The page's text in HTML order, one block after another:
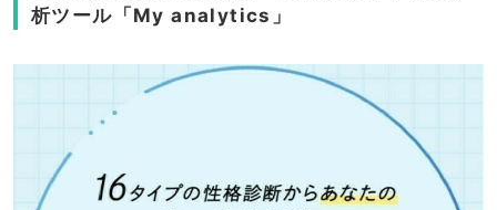
析ツール「My analytics」